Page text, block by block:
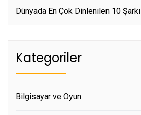
Dünyada En Çok Dinlenilen 10 Şarkı
Kategoriler
Bilgisayar ve Oyun